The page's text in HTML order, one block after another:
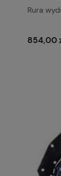
Rura
854,00